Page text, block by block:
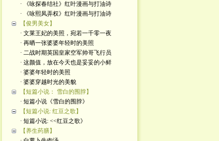
· 《咏探春结社》红叶漫画与打油诗
· 《咏熙凤弄权》红叶漫画与打油诗
【俊男美女】
· 文莱王妃的美照，宛若一千零一夜
· 再晒一张婆婆年轻时的美照
· 二战时期英国皇家空军帅哥飞行员
· 这颜值，放在今天也是妥妥的小鲜
· 婆婆年轻时的美照
· 婆婆穿越时光的美貌
【短篇小说： 雪白的围脖】
· 短篇小说《雪白的围脖》
【短篇小说: 红豆之歌】
· 短篇小说: <<红豆之歌》
【养生药膳】